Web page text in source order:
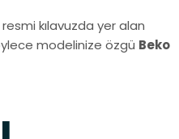
kılavuzda yer alan
modelinize özgü Beko